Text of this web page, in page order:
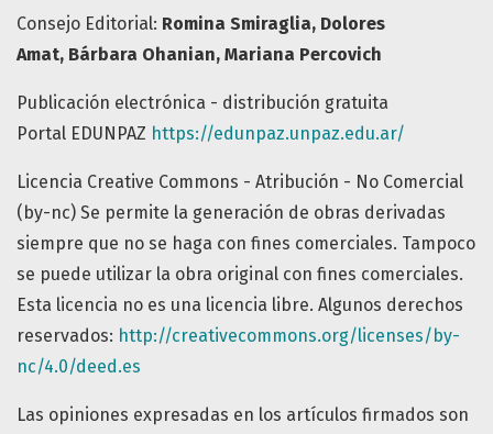
Consejo Editorial: Romina Smiraglia, Dolores
Amat, Bárbara Ohanian, Mariana Percovich
Publicación electrónica - distribución gratuita
Portal EDUNPAZ https://edunpaz.unpaz.edu.ar/
Licencia Creative Commons - Atribución - No Comercial
(by-nc) Se permite la generación de obras derivadas
siempre que no se haga con fines comerciales. Tampoco
se puede utilizar la obra original con fines comerciales.
Esta licencia no es una licencia libre. Algunos derechos
reservados: http://creativecommons.org/licenses/by-
nc/4.0/deed.es
Las opiniones expresadas en los artículos firmados son